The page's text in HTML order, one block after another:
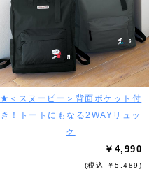
★＜スヌーピー＞背面ポケット付
き！トートにもなる2WAYリュッ
ク
￥4,990
(税込 ￥5,489)